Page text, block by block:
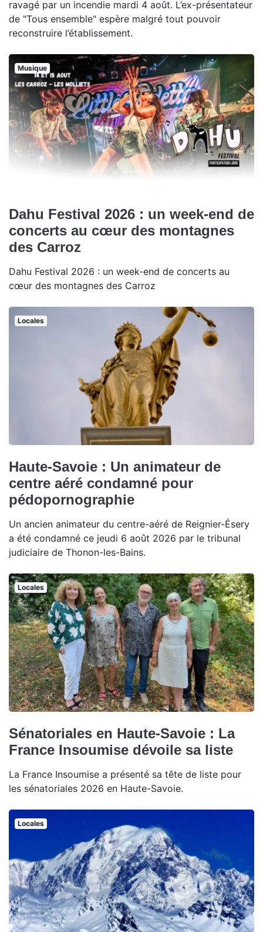
ravagé par un incendie mardi 4 août. L’ex-présentateur
de "Tous ensemble" espère malgré tout pouvoir
reconstruire l’établissement.
Musique
Dahu Festival 2026 : un week-end de
concerts au cœur des montagnes
des Carroz
Dahu Festival 2026 : un week-end de concerts au
cœur des montagnes des Carroz
Locales
Haute-Savoie : Un animateur de
centre aéré condamné pour
pédopornographie
Un ancien animateur du centre-aéré de Reignier-Ésery
a été condamné ce jeudi 6 août 2026 par le tribunal
judiciaire de Thonon-les-Bains.
Locales
Sénatoriales en Haute-Savoie : La
France Insoumise dévoile sa liste
La France Insoumise a présenté sa tête de liste pour
les sénatoriales 2026 en Haute-Savoie.
Locales